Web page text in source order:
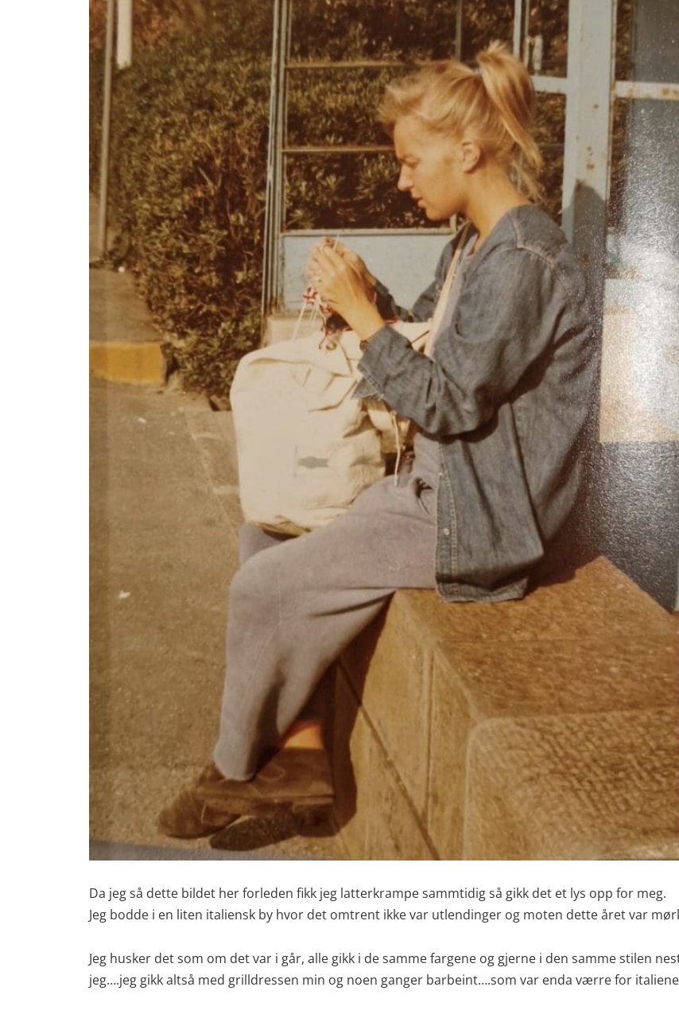
Da jeg så dette bildet her forleden fikk jeg latterkrampe sammtidig så gikk det et lys opp for meg.
Jeg bodde i en liten italiensk by hvor det omtrent ikke var utlendinger og moten dette året var
Jeg husker det som om det var i går, alle gikk i de samme fargene og gjerne i den samme stilen
jeg….jeg gikk altså med grilldressen min og noen ganger barbeint….som var enda værre for